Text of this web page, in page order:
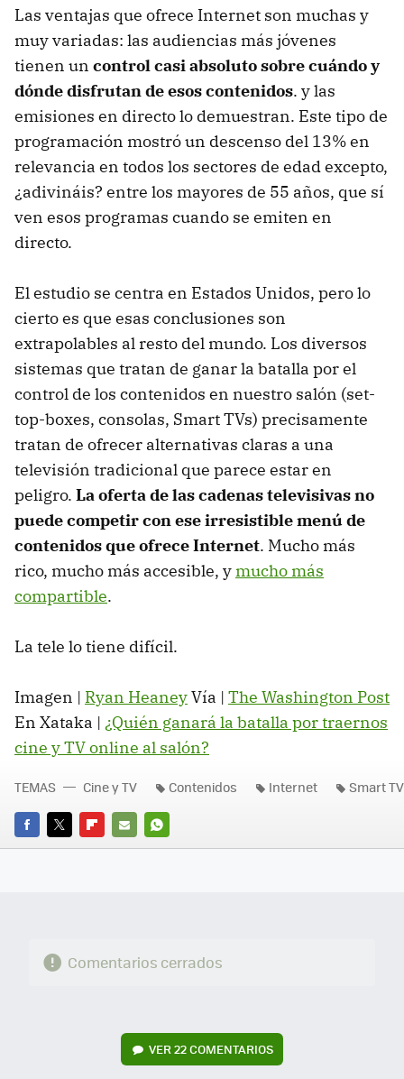
Las ventajas que ofrece Internet son muchas y
muy variadas: las audiencias más jóvenes
tienen un control casi absoluto sobre cuándo y
dónde disfrutan de esos contenidos. y las
emisiones en directo lo demuestran. Este tipo de
programación mostró un descenso del 13% en
relevancia en todos los sectores de edad excepto,
¿adivináis? entre los mayores de 55 años, que sí
ven esos programas cuando se emiten en
directo.
El estudio se centra en Estados Unidos, pero lo
cierto es que esas conclusiones son
extrapolables al resto del mundo. Los diversos
sistemas que tratan de ganar la batalla por el
control de los contenidos en nuestro salón (set-
top-boxes, consolas, Smart TVs) precisamente
tratan de ofrecer alternativas claras a una
televisión tradicional que parece estar en
peligro. La oferta de las cadenas televisivas no
puede competir con ese irresistible menú de
contenidos que ofrece Internet. Mucho más
rico, mucho más accesible, ymucho más
compartible.
La tele lo tiene difícil.
Imagen | Ryan HeaneyVía | The Washington Post
En Xataka | ¿Quién ganará la batalla por traernos
cine y TV online al salón?
FACEBOOK
TWITTERFLIPBOARD
E-
WHATSAPP
TEMAS Cine y TV Contenidos Internet Smart TV
Comentarios cerrados
VER22 COMENTARIOS